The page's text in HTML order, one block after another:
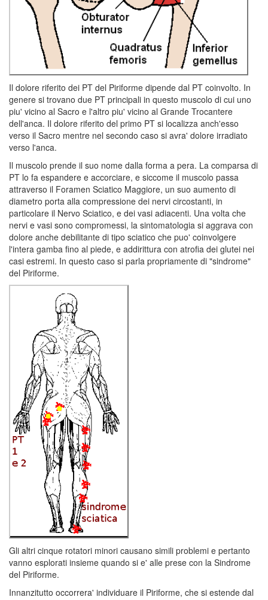
Il dolore riferito dei PT del Piriforme dipende dal PT coinvolto. In
genere si trovano due PT principali in questo muscolo di cui uno
piu' vicino al Sacro e l'altro piu' vicino al Grande Trocantere
dell'anca. Il dolore riferito del primo PT si localizza anch'esso
verso il Sacro mentre nel secondo caso si avra' dolore irradiato
verso l'anca.
Il muscolo prende il suo nome dalla forma a pera. La comparsa di
PT lo fa espandere e accorciare, e siccome il muscolo passa
attraverso il Foramen Sciatico Maggiore, un suo aumento di
diametro porta alla compressione dei nervi circostanti, in
particolare il Nervo Sciatico, e dei vasi adiacenti. Una volta che
nervi e vasi sono compromessi, la sintomatologia si aggrava con
dolore anche debilitante di tipo sciatico che puo' coinvolgere
l'intera gamba fino al piede, e addirittura con atrofia dei glutei nei
casi estremi. In questo caso si parla propriamente di "sindrome"
del Piriforme.
Gli altri cinque rotatori minori causano simili problemi e pertanto
vanno esplorati insieme quando si e' alle prese con la Sindrome
del Piriforme.
Innanzitutto occorrera' individuare il Piriforme, che si estende dal